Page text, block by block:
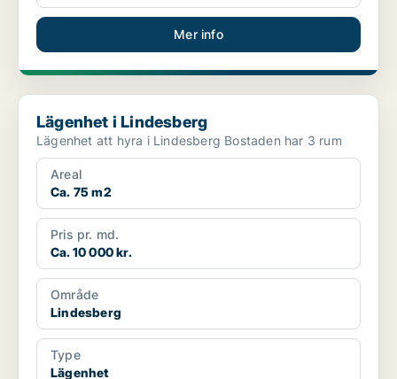
Mer info
Lägenhet i Lindesberg
Lägenhet i Lindesberg
Lägenhet att hyra i Lindesberg Bostaden har 3 rum
Areal
Ca. 75 m2
Pris pr. md.
Ca. 10 000 kr.
Område
Lindesberg
Type
Lägenhet